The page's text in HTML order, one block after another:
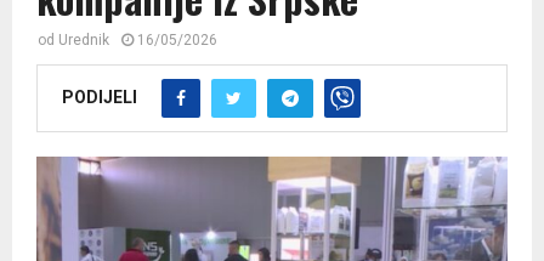
od Urednik 16/05/2026
PODIJELI